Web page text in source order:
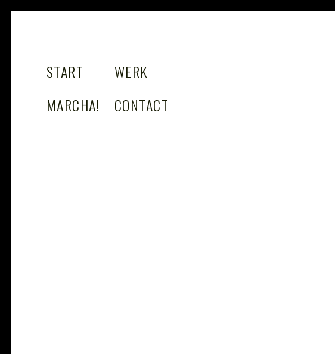
STUDIO
MARCHA!
START
WERK
MARCHA!
CONTACT